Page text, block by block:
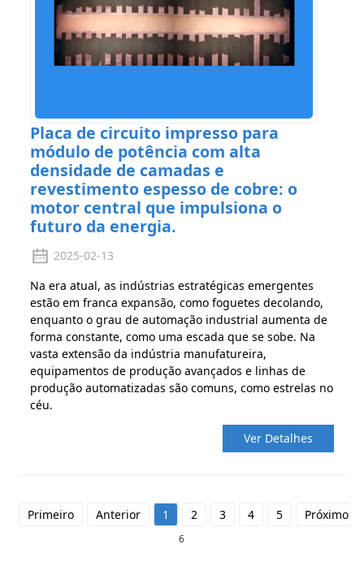
Placa de circuito impresso para
módulo de potência com alta
densidade de camadas e
revestimento espesso de cobre: ​​o
motor central que impulsiona o
futuro da energia.
2025-02-13
Na era atual, as indústrias estratégicas emergentes
estão em franca expansão, como foguetes decolando,
enquanto o grau de automação industrial aumenta de
forma constante, como uma escada que se sobe. Na
vasta extensão da indústria manufatureira,
equipamentos de produção avançados e linhas de
produção automatizadas são comuns, como estrelas no
céu.
Ver Detalhes
Primeiro Anterior 1 2 3 4 5 Próximo
6